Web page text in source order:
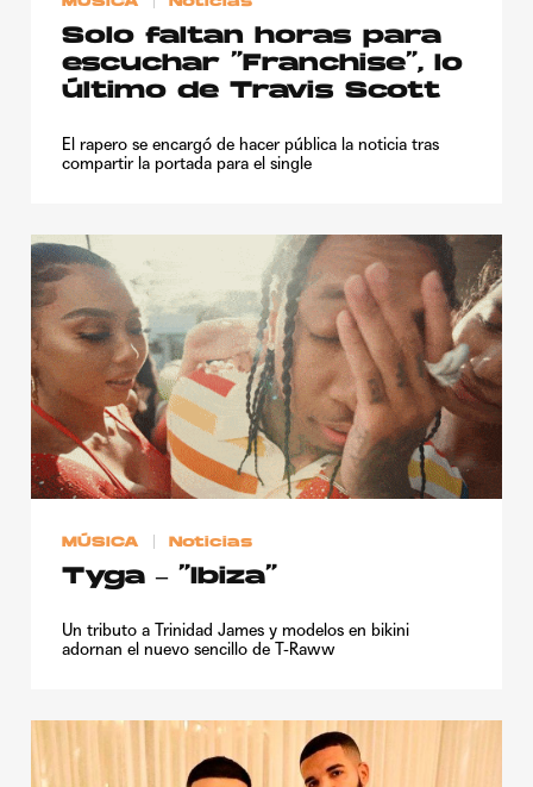
Solo faltan horas para
escuchar “Franchise”, lo
último de Travis Scott
El rapero se encargó de hacer pública la noticia tras
compartir la portada para el single
MÚSICA Noticias
Tyga – “Ibiza”
Un tributo a Trinidad James y modelos en bikini
adornan el nuevo sencillo de T-Raww